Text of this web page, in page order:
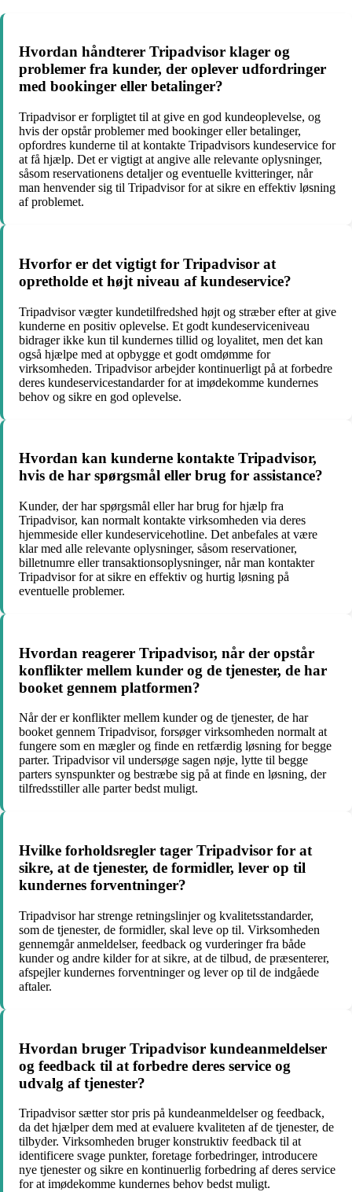
Hvordan håndterer Tripadvisor klager og
problemer fra kunder, der oplever udfordringer
med bookinger eller betalinger?
Tripadvisor er forpligtet til at give en god kundeoplevelse, og
hvis der opstår problemer med bookinger eller betalinger,
opfordres kunderne til at kontakte Tripadvisors kundeservice for
at få hjælp. Det er vigtigt at angive alle relevante oplysninger,
såsom reservationens detaljer og eventuelle kvitteringer, når
man henvender sig til Tripadvisor for at sikre en effektiv løsning
af problemet.
Hvorfor er det vigtigt for Tripadvisor at
opretholde et højt niveau af kundeservice?
Tripadvisor vægter kundetilfredshed højt og stræber efter at give
kunderne en positiv oplevelse. Et godt kundeserviceniveau
bidrager ikke kun til kundernes tillid og loyalitet, men det kan
også hjælpe med at opbygge et godt omdømme for
virksomheden. Tripadvisor arbejder kontinuerligt på at forbedre
deres kundeservicestandarder for at imødekomme kundernes
behov og sikre en god oplevelse.
Hvordan kan kunderne kontakte Tripadvisor,
hvis de har spørgsmål eller brug for assistance?
Kunder, der har spørgsmål eller har brug for hjælp fra
Tripadvisor, kan normalt kontakte virksomheden via deres
hjemmeside eller kundeservicehotline. Det anbefales at være
klar med alle relevante oplysninger, såsom reservationer,
billetnumre eller transaktionsoplysninger, når man kontakter
Tripadvisor for at sikre en effektiv og hurtig løsning på
eventuelle problemer.
Hvordan reagerer Tripadvisor, når der opstår
konflikter mellem kunder og de tjenester, de har
booket gennem platformen?
Når der er konflikter mellem kunder og de tjenester, de har
booket gennem Tripadvisor, forsøger virksomheden normalt at
fungere som en mægler og finde en retfærdig løsning for begge
parter. Tripadvisor vil undersøge sagen nøje, lytte til begge
parters synspunkter og bestræbe sig på at finde en løsning, der
tilfredsstiller alle parter bedst muligt.
Hvilke forholdsregler tager Tripadvisor for at
sikre, at de tjenester, de formidler, lever op til
kundernes forventninger?
Tripadvisor har strenge retningslinjer og kvalitetsstandarder,
som de tjenester, de formidler, skal leve op til. Virksomheden
gennemgår anmeldelser, feedback og vurderinger fra både
kunder og andre kilder for at sikre, at de tilbud, de præsenterer,
afspejler kundernes forventninger og lever op til de indgåede
aftaler.
Hvordan bruger Tripadvisor kundeanmeldelser
og feedback til at forbedre deres service og
udvalg af tjenester?
Tripadvisor sætter stor pris på kundeanmeldelser og feedback,
da det hjælper dem med at evaluere kvaliteten af de tjenester, de
tilbyder. Virksomheden bruger konstruktiv feedback til at
identificere svage punkter, foretage forbedringer, introducere
nye tjenester og sikre en kontinuerlig forbedring af deres service
for at imødekomme kundernes behov bedst muligt.